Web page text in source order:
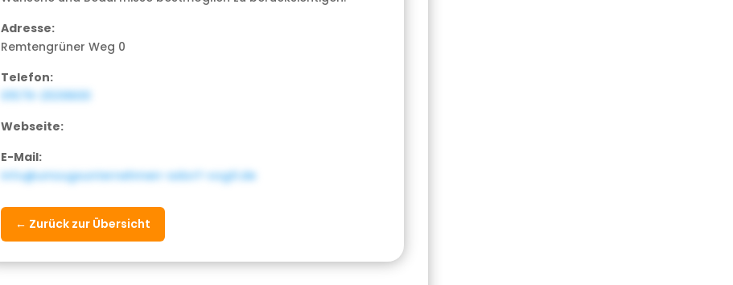
Adresse:
Remtengrüner Weg 0
Telefon:
01579-2539600
Webseite:
E-Mail:
Info@umzugsunternehmen-adorf-vogtl.de
← Zurück zur Übersicht